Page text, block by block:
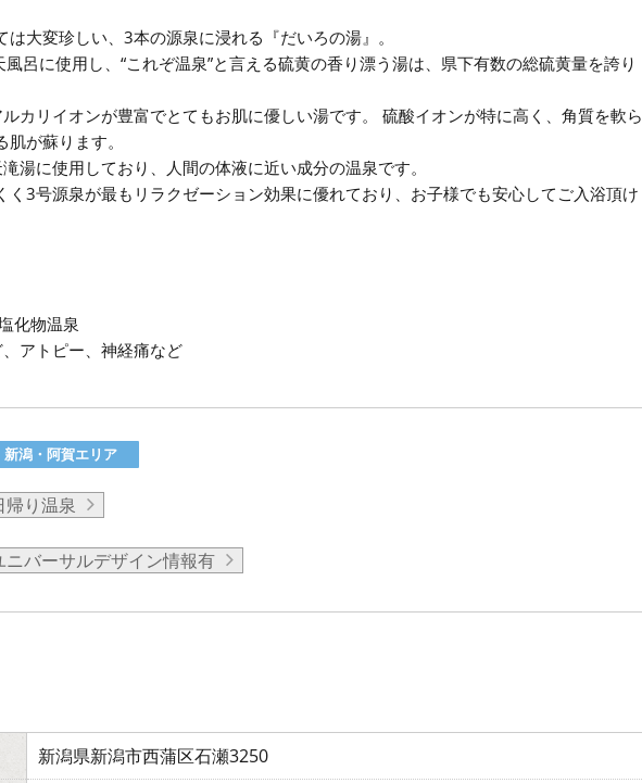
大変珍しい、3本の源泉に浸れる『だいろの湯』。
呂に使用し、“これぞ温泉”と言える硫黄の香り漂う湯は、県下有数の総硫黄量を誇り
カリイオンが豊富でとてもお肌に優しい湯です。 硫酸イオンが特に高く、角質を軟ら
が蘇ります。
湯に使用しており、人間の体液に近い成分の温泉です。
く3号源泉が最もリラクゼーション効果に優れており、お子様でも安心してご入浴頂け
化物温泉
アトピー、神経痛など
新潟・阿賀エリア
帰り温泉
ニバーサルデザイン情報有
新潟県新潟市西蒲区石瀬3250